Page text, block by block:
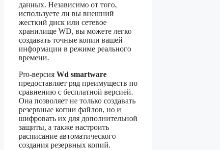
данных. Независимо от того,
используете ли вы внешний
жесткий диск или сетевое
хранилище WD, вы можете легко
создавать точные копии вашей
информации в режиме реального
времени.
Pro-версия Wd smartware
предоставляет ряд преимуществ по
сравнению с бесплатной версией.
Она позволяет не только создавать
резервные копии файлов, но и
шифровать их для дополнительной
защиты, а также настроить
расписание автоматического
создания резервных копий.